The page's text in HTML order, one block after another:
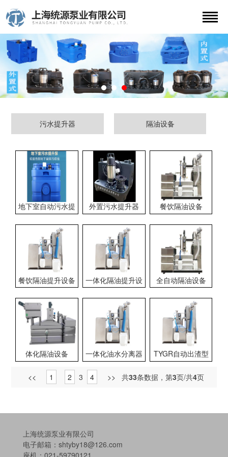
污水提升器 隔油设备
地下室自动污水提
升器
外置污水提升器 餐饮隔油设备
餐饮隔油提升设备
一体化隔油提升设
备
全自动隔油设备
体化隔油设备 一体化油水分离器
TYGR自动出渣型
隔油设备
<<
1 2 3 4 >> 共33条数据，第3页/共4页
上海统源泵业有限公司
电子邮箱：shtyby18@126.com
座机：021-59790121